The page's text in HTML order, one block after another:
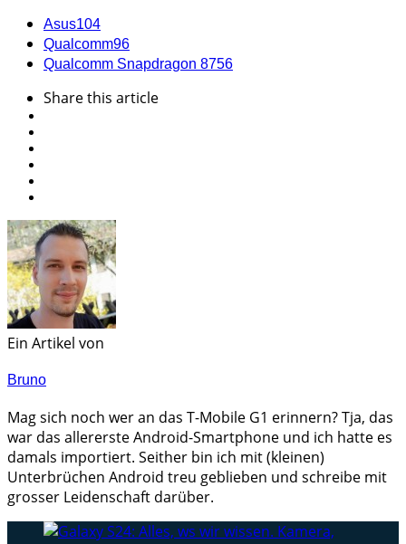
Asus104
Qualcomm96
Qualcomm Snapdragon 8756
Sharethis article
Ein Artikel von
Bruno
Mag sich noch wer an das T-Mobile G1 erinnern? Tja, das
war das allererste Android-Smartphone und ich hatte es
damals importiert. Seither bin ich mit (kleinen)
Unterbrüchen Android treu geblieben und schreibe mit
grosser Leidenschaft darüber.